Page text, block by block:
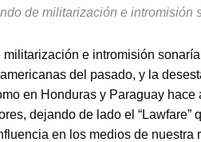
de militarización e intromisión
e intromisión
del pasado, y la
en Honduras y Paraguay
dejando de lado el
en los medios de nuestra